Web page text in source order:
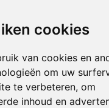
cookies
van cookies en
om uw
te verbeteren, om
inhoud en